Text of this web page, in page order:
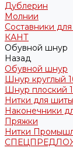
Дублерин
Молнии
Составники
КАНТ
Обувной шнур
Назад
Обувной шнур
Шнур круглый
Шнур плоский
Нитки для
Наконечники
Пряжки
Нитки